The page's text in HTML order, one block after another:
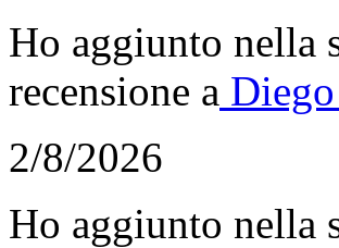
Ho aggiunto nella
recensione a
2/8/2026
Ho aggiunto nella